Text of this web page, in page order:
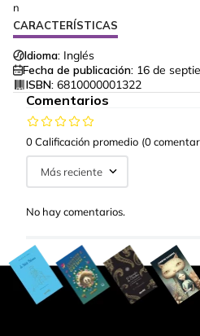
n
CARACTERÍSTICAS
Idioma: Inglés
Fecha de publicación: 16 de
ISBN: 6810000001322
Comentarios
0 Calificación promedio (0
Más reciente
No hay comentarios.